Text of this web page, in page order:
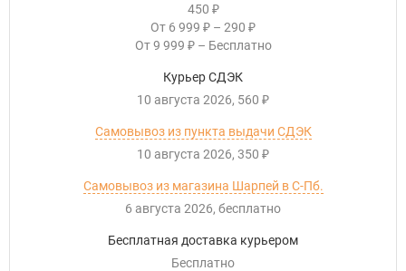
450 ₽
От 6 999 ₽ – 290 ₽
От 9 999 ₽ – Бесплатно
Курьер СДЭК
10 августа 2026 560 ₽
Самовывоз из пункта выдачи СДЭК
10 августа 2026 350 ₽
Самовывоз из магазина Шарпей в С-Пб.
6 августа 2026
Бесплатно
Бесплатная доставка курьером
Бесплатно